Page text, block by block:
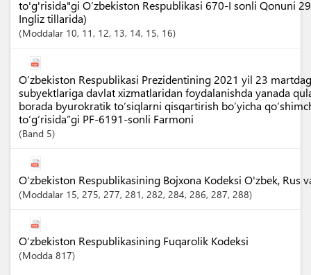
to'g'risida"gi O‘zbekiston Respublikasi 670-I sonli Qonuni
Ingliz tillarida)
Moddalar 10, 11 , 12, 13, 14, 15, 16
O‘zbekiston Respublikasi Prezidentining 2021 yil 23
subyektlariga davlat xizmatlaridan foydalanishda yanada
borada byurokratik to‘siqlarni qisqartirish bo‘yicha
to‘g‘risida”gi PF-6191-sonli Farmoni
Band 5
O‘zbekiston Respublikasining Bojxona Kodeksi O'zbek, Rus
Moddalar 15, 275, 277, 281 , 282, 284, 286, 287, 288
O‘zbekiston Respublikasining Fuqarolik Kodeksi
Modda 817